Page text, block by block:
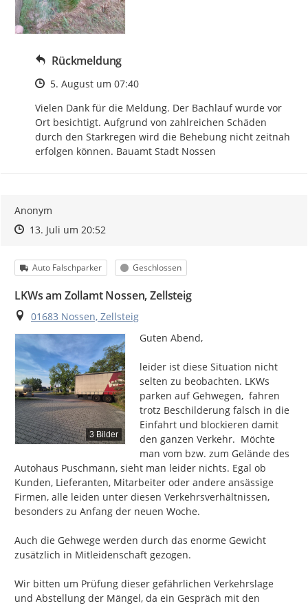
Rückmeldung
Zeitpunkt des Erstellens
5. August um 07:40
Vielen Dank für die Meldung. Der Bachlauf wurde vor
Ort besichtigt. Aufgrund von zahlreichen Schäden
durch den Starkregen wird die Behebung nicht zeitnah
erfolgen können. Bauamt Stadt Nossen
Anonym
Zeitpunkt des Erstellens
Zeitpunkt des Erstellens
13. Juli um 20:52Zur Äußerung
Kategorie
Auto Falschparker Status
Geschlossen
LKWs am Zollamt Nossen, Zellsteig
Ort
01683 Nossen, Zellsteig
3 Bilder
Guten Abend,
leider ist diese Situation nicht
selten zu beobachten. LKWs
parken auf Gehwegen,  fahren
trotz Beschilderung falsch in die
Einfahrt und blockieren damit
den ganzen Verkehr.  Möchte
man vom bzw. zum Gelände des
Autohaus Puschmann, sieht man leider nichts. Egal ob
Kunden, Lieferanten, Mitarbeiter oder andere ansässige
Firmen, alle leiden unter diesen Verkehrsverhältnissen,
besonders zu Anfang der neuen Woche.
Auch die Gehwege werden durch das enorme Gewicht
zusätzlich in Mitleidenschaft gezogen.
Wir bitten um Prüfung dieser gefährlichen Verkehrslage
und Abstellung der Mängel, da ein Gespräch mit den